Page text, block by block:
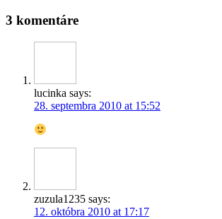
3 komentáre
lucinka says:
28. septembra 2010 at 15:52
zuzula1235 says:
12. októbra 2010 at 17:17